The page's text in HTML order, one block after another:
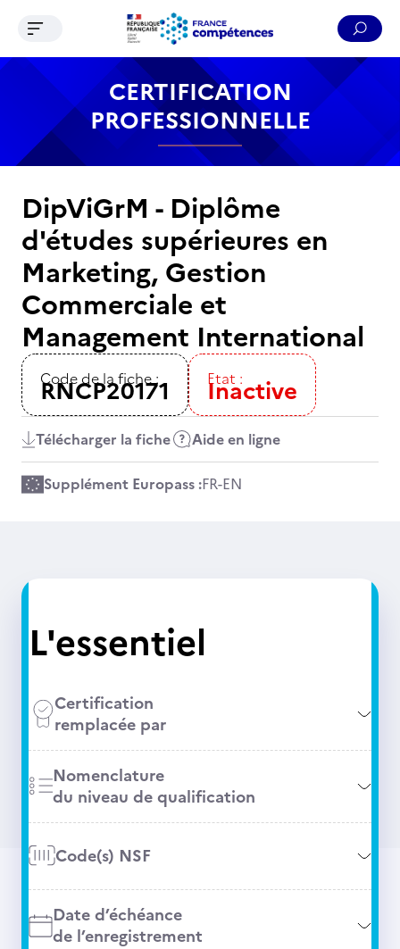
Contenu Recherche Menu Pied de page
Ouvrir le menu de navigation
CERTIFICATION
PROFESSIONNELLE
DipViGrM - Diplôme
d'études supérieures en
Marketing, Gestion
Commerciale et
Management International
Code de la fiche :
RNCP20171 Etat :
Inactive
Télécharger la fiche Aide en ligne
Supplément Europass :FR-EN
L'essentiel
Certification
remplacée par
Nomenclature
du niveau de qualification
Code(s) NSF
Date d’échéance
de l’enregistrement